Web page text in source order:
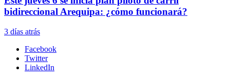
bidireccional Arequipa: ¿cómo funcionará?
3 días atrás
Facebook
Twitter
LinkedIn